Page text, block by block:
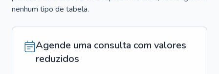
nenhum tipo de tabela.
Agende uma consulta com valores
reduzidos